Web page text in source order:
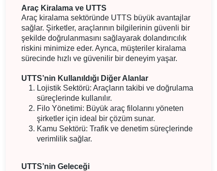
Araç Kiralama ve UTTS
Araç kiralama sektöründe UTTS büyük avantajlar
sağlar. Şirketler, araçlarının bilgilerinin güvenli bir
şekilde doğrulanmasını sağlayarak dolandırıcılık
riskini minimize eder. Ayrıca, müşteriler kiralama
sürecinde hızlı ve güvenilir bir deneyim yaşar.
UTTS’nin Kullanıldığı Diğer Alanlar
Lojistik Sektörü: Araçların takibi ve doğrulama
süreçlerinde kullanılır.
Filo Yönetimi: Büyük araç filolarını yöneten
şirketler için ideal bir çözüm sunar.
Kamu Sektörü: Trafik ve denetim süreçlerinde
verimlilik sağlar.
UTTS’nin Geleceği